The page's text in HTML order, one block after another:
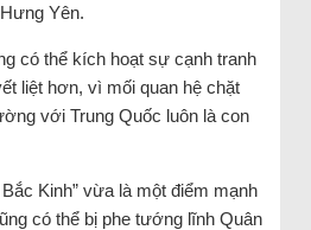
Yên.
có thể kích hoạt sự cạnh tranh
liệt hơn, vì mối quan hệ chặt
với Trung Quốc luôn là con
Kinh” vừa là một điểm mạnh
có thể bị phe tướng lĩnh Quân